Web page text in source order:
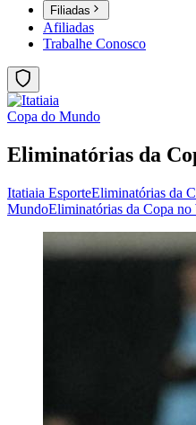
Filiadas
Afiliadas
Trabalhe Conosco
Copa do Mundo
Eliminatórias da
Itatiaia EsporteEliminatórias da
MundoEliminatórias da Copa